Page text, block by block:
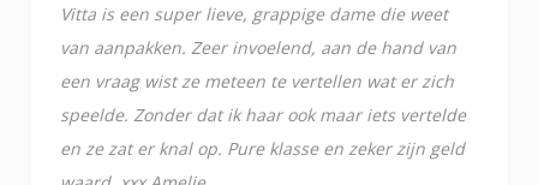
Vitta is een super lieve, grappige dame die weet
van aanpakken. Zeer invoelend, aan de hand van
een vraag wist ze meteen te vertellen wat er zich
speelde. Zonder dat ik haar ook maar iets vertelde
en ze zat er knal op. Pure klasse en zeker zijn geld